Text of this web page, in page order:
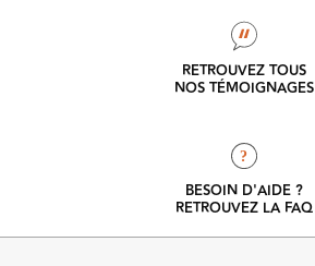
RETROUVEZ TOUS
NOS TÉMOIGNAGES
?
BESOIN D'AIDE ?
RETROUVEZ LA FAQ